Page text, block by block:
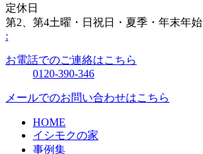
定休日
第2、第4土曜・日祝日・夏季・年末年始
:
お電話でのご連絡はこちら
0120-390-346
メールでのお問い合わせはこちら
HOME
イシモクの家
事例集